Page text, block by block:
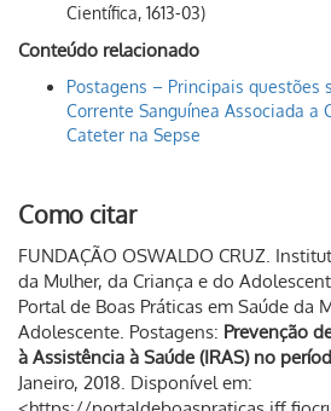
Científica, 1613-03)
Conteúdo relacionado
Postagens – Principais questões
Corrente Sanguínea Associada a
Cateter na Sepse
Como citar
FUNDAÇÃO OSWALDO CRUZ.
da Mulher, da Criança e do
Portal de Boas Práticas em Saúde da
Adolescente. Postagens: Prevenção
à Assistência à Saúde (IRAS) no
Janeiro, 2018. Disponível em: